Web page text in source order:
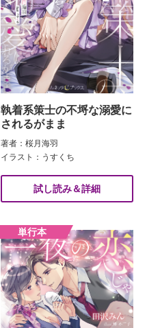
執着系策士の不埒な溺愛に
されるがまま
著者：桜月海羽
イラスト：うすくち
試し読み＆詳細